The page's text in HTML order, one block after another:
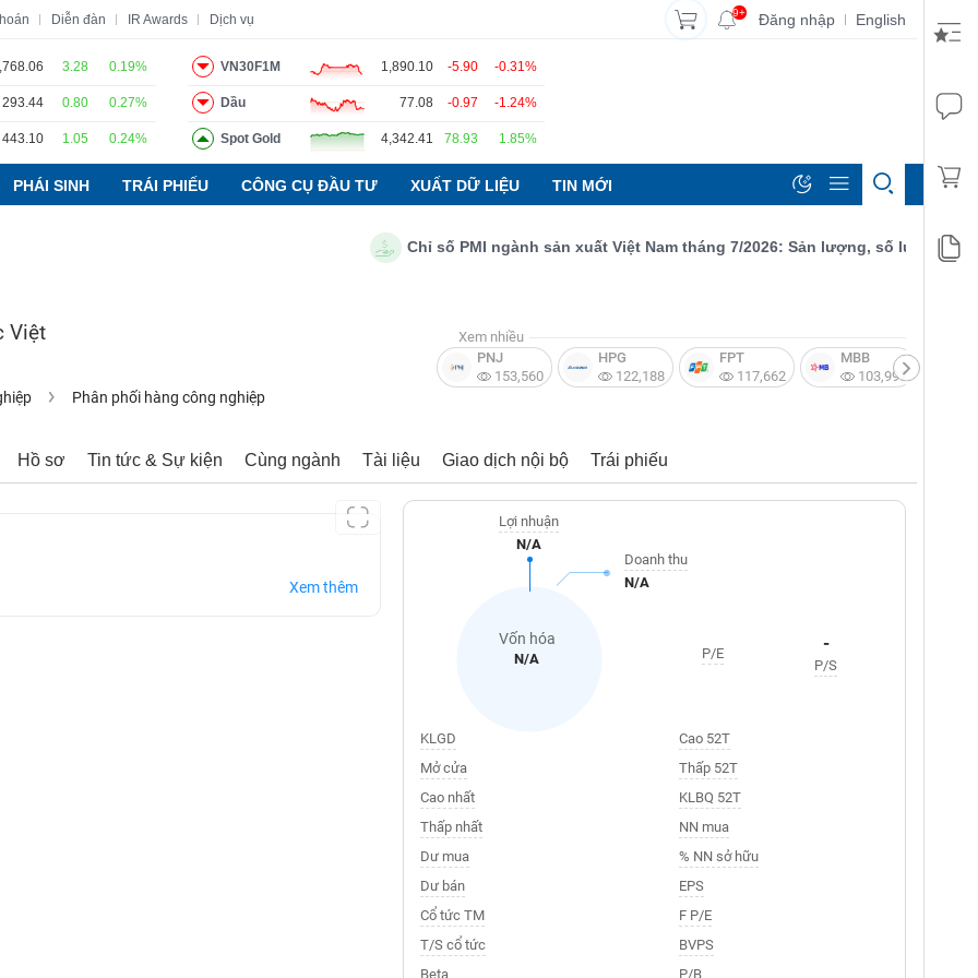
Diễn đàn IR Awards Dịch vụ 9+ Đăng nhập | English
3.28 0.19%
293.44 0.80 0.27%
443.10 1.05 0.24%
VN30F1M 1,890.10 -5.90 -0.31%
Dầu 77.08 -0.97 -1.24%
Spot Gold 4,342.41 78.93 1.85%
PHÁI SINH TRÁI PHIẾU CÔNG CỤ ĐẦU TƯ XUẤT DỮ LIỆU TIN MỚI
Chỉ số PMI ngành sản xuất Việt Nam tháng 7/2026: Sản lượng, số lượng đơn
Việt
Phân phối hàng công nghiệp
Xem nhiều
PNJ
153,560
HPG
122,188
FPT
117,662
MBB
103,997
Hồ sơ Tin tức & Sự kiện Cùng ngành Tài liệu Giao dịch nội bộ Trái phiếu
Xem thêm
Vốn hóa
N/A
Lợi nhuận
N/A
Doanh thu
N/A
P/E -
P/S
KLGD
Mở cửa
Cao nhất
Thấp nhất
Dư mua
Dư bán
Cổ tức TM
T/S cổ tức
Beta
Cao 52T
Thấp 52T
KLBQ 52T
NN mua
% NN sở hữu
EPS
F P/E
BVPS
P/B
Báo cáo phân tích Thuật ngữ